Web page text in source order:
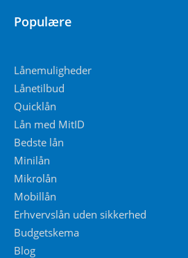
Populære
Lånemuligheder
Lånetilbud
Quicklån
Lån med MitID
Bedste lån
Minilån
Mikrolån
Mobillån
Erhvervslån uden sikkerhed
Budgetskema
Blog